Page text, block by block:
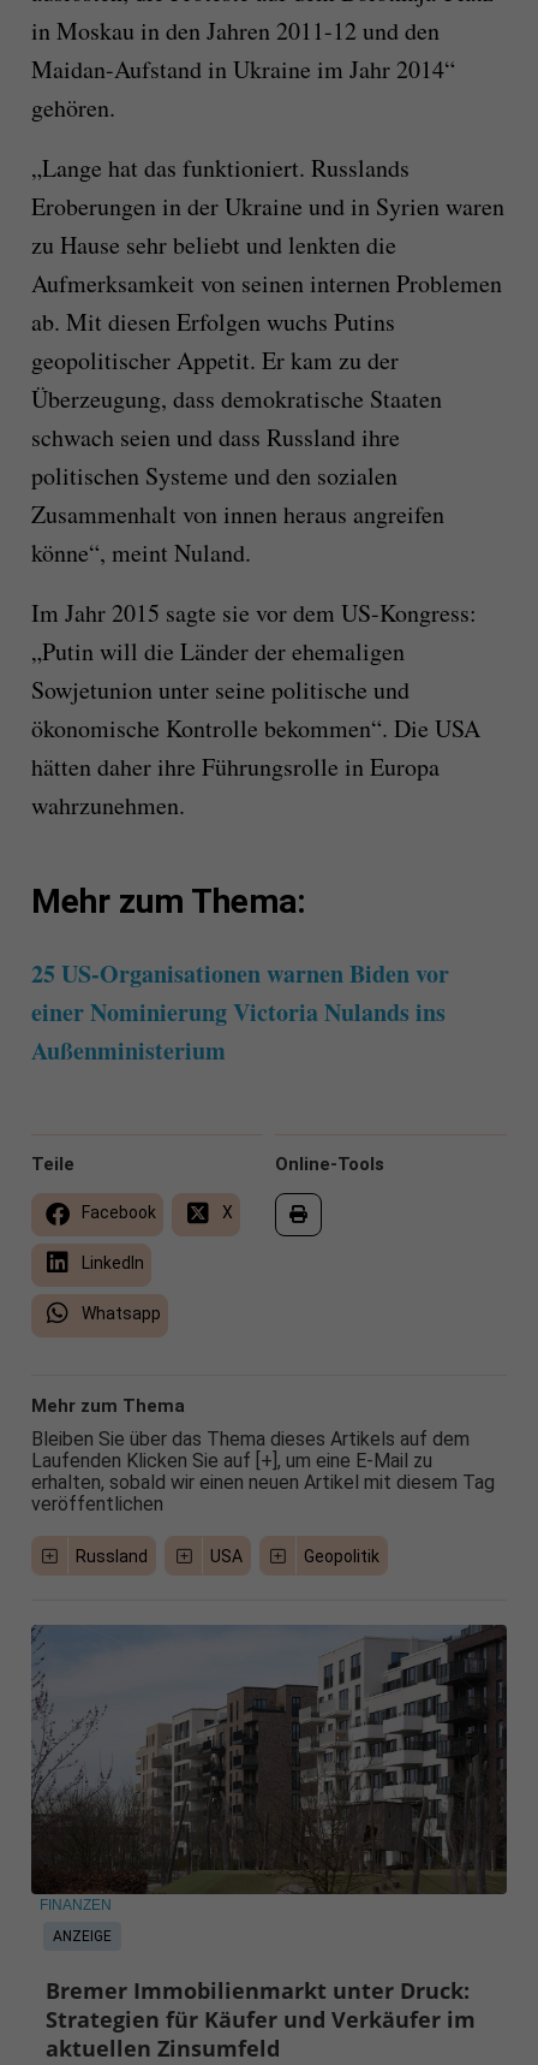
in Moskau in den Jahren 2011-12 und den
Maidan-Aufstand in Ukraine im Jahr 2014“
gehören.
„Lange hat das funktioniert. Russlands
Eroberungen in der Ukraine und in Syrien waren
zu Hause sehr beliebt und lenkten die
Aufmerksamkeit von seinen internen Problemen
ab. Mit diesen Erfolgen wuchs Putins
geopolitischer Appetit. Er kam zu der
Überzeugung, dass demokratische Staaten
schwach seien und dass Russland ihre
politischen Systeme und den sozialen
Zusammenhalt von innen heraus angreifen
könne“, meint Nuland.
Im Jahr 2015 sagte sie vor dem US-Kongress:
„Putin will die Länder der ehemaligen
Sowjetunion unter seine politische und
ökonomische Kontrolle bekommen“. Die USA
hätten daher ihre Führungsrolle in Europa
wahrzunehmen.
Mehr zum Thema:
25 US-Organisationen warnen Biden vor
einer Nominierung Victoria Nulands ins
Außenministerium
Online-Tools
Teile
Facebook X
LinkedIn
Whatsapp
Mehr zum Thema
Bleiben Sie über das Thema dieses Artikels auf dem
Laufenden Klicken Sie auf [+], um eine E-Mail zu
erhalten, sobald wir einen neuen Artikel mit diesem Tag
veröffentlichen
Russland USA Geopolitik
ANZEIGE
FINANZEN
Bremer Immobilienmarkt unter Druck:
Strategien für Käufer und Verkäufer im
aktuellen Zinsumfeld